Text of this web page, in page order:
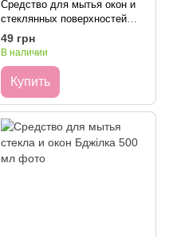
Средство для мытья окон и
стеклянных поверхностей
Sidolux Crystal Лимон 500мл
(запаска)
49 грн
В наличии
Купить